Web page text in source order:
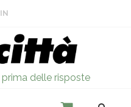
delle risposte